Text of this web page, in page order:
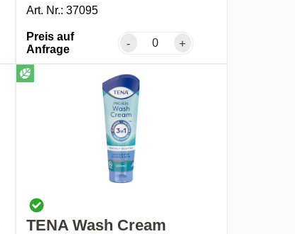
Art. Nr.: 37095
Preis auf
Anfrage
- +
TENA Wash Cream